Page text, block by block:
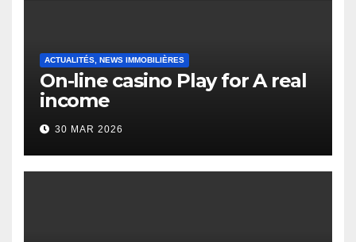
ACTUALITÉS, NEWS IMMOBILIÈRES
On-line casino Play for A real
income
30 MAR 2026